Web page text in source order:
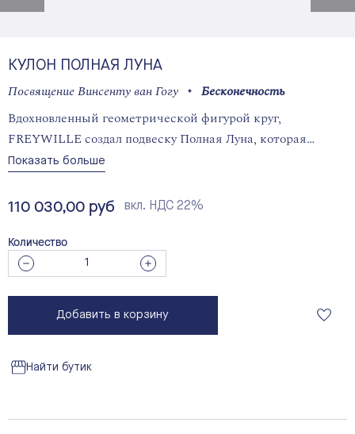
КУЛОН ПОЛНАЯ ЛУНА
Посвящение Винсенту ван Гогу
Бесконечность
Вдохновленный геометрической фигурой круг,
FREYWILLE создал подвеску Полная Луна, которая
благодаря своим размерам в самом лучшем виде
Показать больше
110 030,00 руб вкл. НДС 22%
Количество
Добавить в корзину
Найти бутик